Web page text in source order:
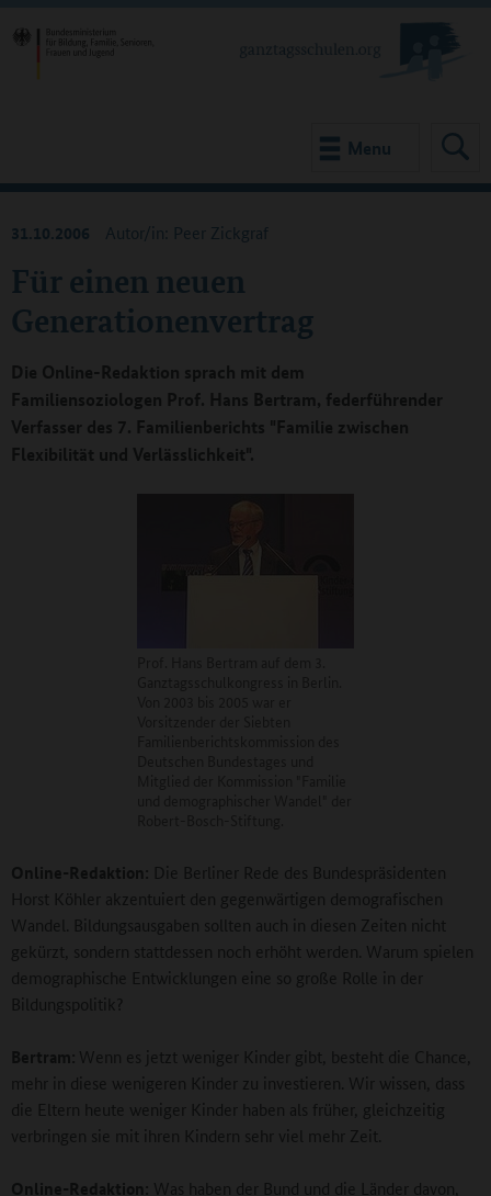
Menu
Für einen neuen
Generationenvertrag
31.10.2006 Autor/in: Peer Zickgraf
Die Online-Redaktion sprach mit dem
Familiensoziologen Prof. Hans Bertram, federführender
Verfasser des 7. Familienberichts "Familie zwischen
Flexibilität und Verlässlichkeit".
Online-Redaktion: Die Berliner Rede des Bundespräsidenten
Horst Köhler akzentuiert den gegenwärtigen demografischen
Wandel. Bildungsausgaben sollten auch in diesen Zeiten nicht
gekürzt, sondern stattdessen noch erhöht werden. Warum spielen
demographische Entwicklungen eine so große Rolle in der
Bildungspolitik?
Bertram: Wenn es jetzt weniger Kinder gibt, besteht die Chance,
mehr in diese wenigeren Kinder zu investieren. Wir wissen, dass
die Eltern heute weniger Kinder haben als früher, gleichzeitig
verbringen sie mit ihren Kindern sehr viel mehr Zeit.
Online-Redaktion: Was haben der Bund und die Länder davon,